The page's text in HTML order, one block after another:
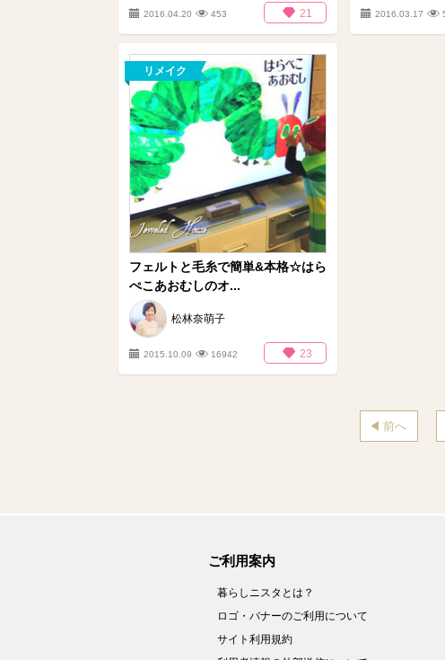
2016.04.20 453 21 2016.03.17
リメイク
フェルトと毛糸で簡単&本格☆はら
ぺこあおむしのオ...
松林奈萌子
2015.10.09 16942 23
前へ
ご利用案内
暮らしニスタとは？
ロゴ・バナーのご利用について
サイト利用規約